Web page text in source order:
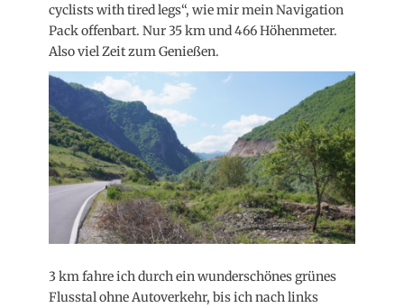
cyclists with tired legs“, wie mir mein Navigation
Pack offenbart. Nur 35 km und 466 Höhenmeter.
Also viel Zeit zum Genießen.
3 km fahre ich durch ein wunderschönes grünes
Flusstal ohne Autoverkehr, bis ich nach links